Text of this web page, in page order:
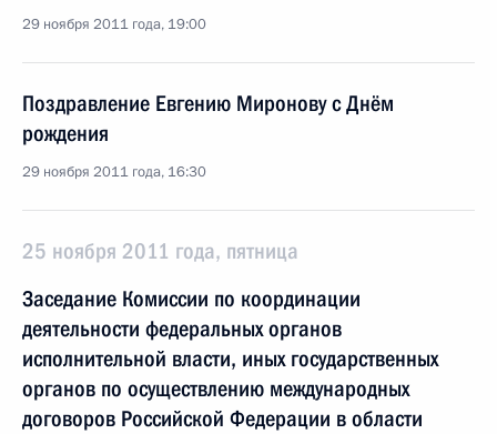
29 ноября 2011 года, 19:00
Поздравление Евгению Миронову с Днём
рождения
29 ноября 2011 года, 16:30
25 ноября 2011 года, пятница
Заседание Комиссии по координации
деятельности федеральных органов
исполнительной власти, иных государственных
органов по осуществлению международных
договоров Российской Федерации в области